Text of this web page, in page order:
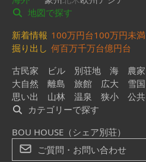
地図で探す
新着情報 100万円台100万円未満
掘り出し 何百万千万台億円台
古民家
ビル 別荘地 海 農家
大自然
離島 旅館 広大 雪国
思い出
山林 温泉 狭小 公共
カテゴリーで探す
BOU HOUSE（シェア別荘）
ご質問・お問い合わせ